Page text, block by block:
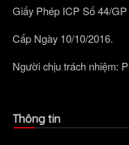
Giấy Phép ICP Số 44/
Cấp Ngày 10/10/2016.
Người chịu trách nhiệm:
Thông tin